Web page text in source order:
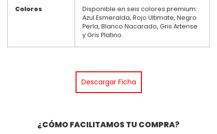
Colores
Disponible en seis colores premium:
Azul Esmeralda, Rojo Ultimate, Negro
Perla, Blanco Nacarado, Gris Artense
y Gris Platino.
Descargar Ficha
¿CÓMO FACILITAMOS TU COMPRA?